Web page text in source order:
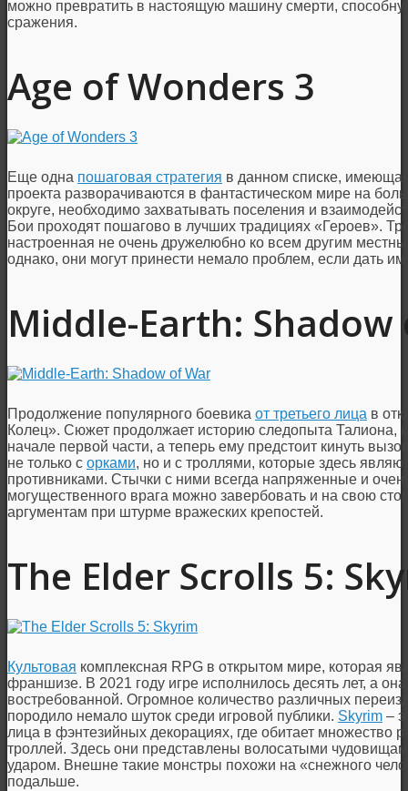
можно превратить в настоящую машину смерти,
сражения.
Age of Wonders 3
Еще одна пошаговая стратегия в данном списке,
проекта разворачиваются в фантастическом мире на
округе, необходимо захватывать поселения и
Бои проходят пошагово в лучших традициях «Героев».
настроенная не очень дружелюбно ко всем другим
однако, они могут принести немало проблем, если дать
Middle-Earth: Shadow
Продолжение популярного боевика от третьего лица в
Колец». Сюжет продолжает историю следопыта Талиона,
начале первой части, а теперь ему предстоит кинуть
не только с орками, но и с троллями, которые здесь
противниками. Стычки с ними всегда напряженные и
могущественного врага можно завербовать и на свою
аргументам при штурме вражеских крепостей.
The Elder Scrolls 5:
Культовая комплексная RPG в открытом мире, которая
франшизе. В 2021 году игре исполнилось десять лет, а
востребованной. Огромное количество различных
породило немало шуток среди игровой публики. Skyrim –
лица в фэнтезийных декорациях, где обитает множество
троллей. Здесь они представлены волосатыми
ударом. Внешне такие монстры похожи на «снежного
подальше.